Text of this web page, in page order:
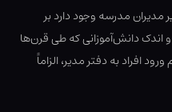
مدرسه وجود دارد بر
دانش‌آموزانی که طی قرن‌ها
افراد به دفتر مدیر، الزاماً